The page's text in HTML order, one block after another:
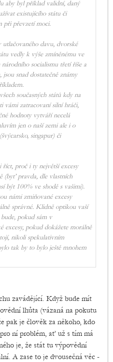
aby byl příklad validní, daný
existujícího státu či
při převzetí moci.
davu, dvorské
vedly k výše zmíněnému ve
socialismu třetí říše a
jsou snad dostatečně známy
současných států kdy na
vámi zatracovaní silní hráči,
hodnoty vytváří necelá
jen o naší zemi ale i o
singapur) či
říct, proč i ty největší excesy
(byť pravda, dle vlastních
být 100% ve shodě s vašimi).
námi zmiňované excesy
správné. Klidně optikou vaší
pokud sám v
excesy, pokud dokážete morálně
nikoli spekulativním
tak by to bylo ještě mnohem
zavádějící. Když bude mít
lhůta (vázaná na pokutu
pak je člověk za někoho, kdo
ní problém, ať už s tím má
je, že stát tu výpovědní
A zase to je dvousečná věc -